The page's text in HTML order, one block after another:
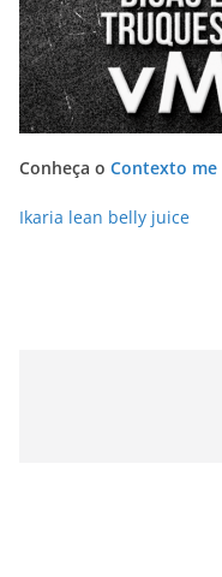
Conheça o Contexto me
Ikaria lean belly juice